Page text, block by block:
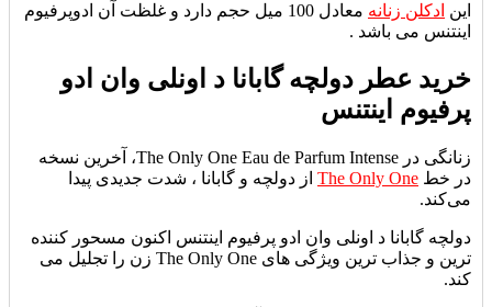
این ادکلن زنانه
معادل 100 میل حجم دارد و غلظت آن ادوپرفیوم
اینتنس می باشد .
خرید عطر دولچه گابانا د اونلی وان ادو
پرفیوم اینتنس
زنانگی در The Only One Eau de Parfum Intense، آخرین نسخه
در خط The Only One از دولچه و گابانا ، شدت جدیدی پیدا
می‌کند.
دولچه گابانا د اونلی وان ادو پرفیوم اینتنس اکنون مسحور کننده
ترین و جذاب ترین ویژگی های The Only One زن را تجلیل می
کند.